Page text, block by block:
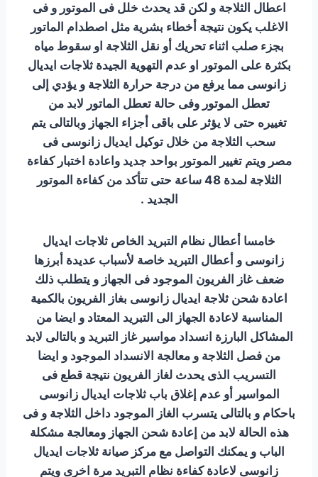
اعطال الثلاجة و لكن قد يحدث خلل فى الموتور و فى
الاغلب يكون نتيجة أخطاء بشرية مثل اصطدام الماتور
بجزء صلب اثناء تحريك أو نقل الثلاجة او سقوط مياه
بكثرة على الموتور او عدم التهوية الجيدة ثلاجات ايديال
زانوسى مما يرفع من درجة حرارة الثلاجة و يؤدي إلى
تعطل الموتور وفى حالة تعطل الماتور لابد من
تغييره حتى لا يؤثر على باقى أجزاء الجهاز وبالتالى يتم
سحب الثلاجة من خلال توكيل ايديال زانوسى فى
مصر ويتم تغيير الموتور بواحد جديد واعادة اختبار كفاءة
الثلاجة لمدة 48 ساعة حتى تتأكد من كفاءة الموتور
الجديد .
خامسا أعطال نظام التبريد الخاص ثلاجات ايديال
زانوسى و أعطال التبريد خاصة لأسباب عديدة أبرزها
ضعف غاز الفريون الموجود فى الجهاز و يتطلب ذلك
اعادة شحن ثلاجة ايديال زانوسى بغاز الفريون بالكمية
المناسبة لاعادة الجهاز الى التبريد المعتاد و ايضا من
المشاكل البارزة انسداد مواسير غاز التبريد و بالتالى لابد
من فصل الثلاجة و معالجة الانسداد الموجود و ايضا
التسريب الذى يحدث لغاز الفريون نتيجة قطع فى
المواسير أو عدم إغلاق باب ثلاجات ايديال زانوسى
باحكام و بالتالى يتسرب الغاز الموجود داخل الثلاجة و فى
هذه الحالة لابد من إعادة شحن الجهاز ومعالجة مشكلة
الباب و يمكنك التواصل مع مركز صيانة ثلاجات ايديال
زانوسى لاعادة كفاءة نظام التبريد مرة اخرى ويتم